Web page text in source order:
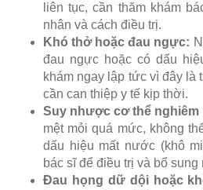
liên tục, cần thăm khám
nhân và cách điều trị.
Khó thở hoặc đau ngực:
đau ngực hoặc có dấu
khám ngay lập tức vì đây là
cần can thiệp y tế kịp thời.
Suy nhược cơ thể nghiêm
mệt mỏi quá mức, không
dấu hiệu mất nước (khô
bác sĩ để điều trị và bổ
Đau họng dữ dội hoặc